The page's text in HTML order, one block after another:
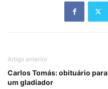
Artigo anterior
Carlos Tomás: obituário para
um gladiador